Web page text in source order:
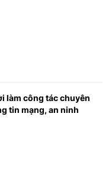
làm công tác chuyên
tin mạng, an ninh